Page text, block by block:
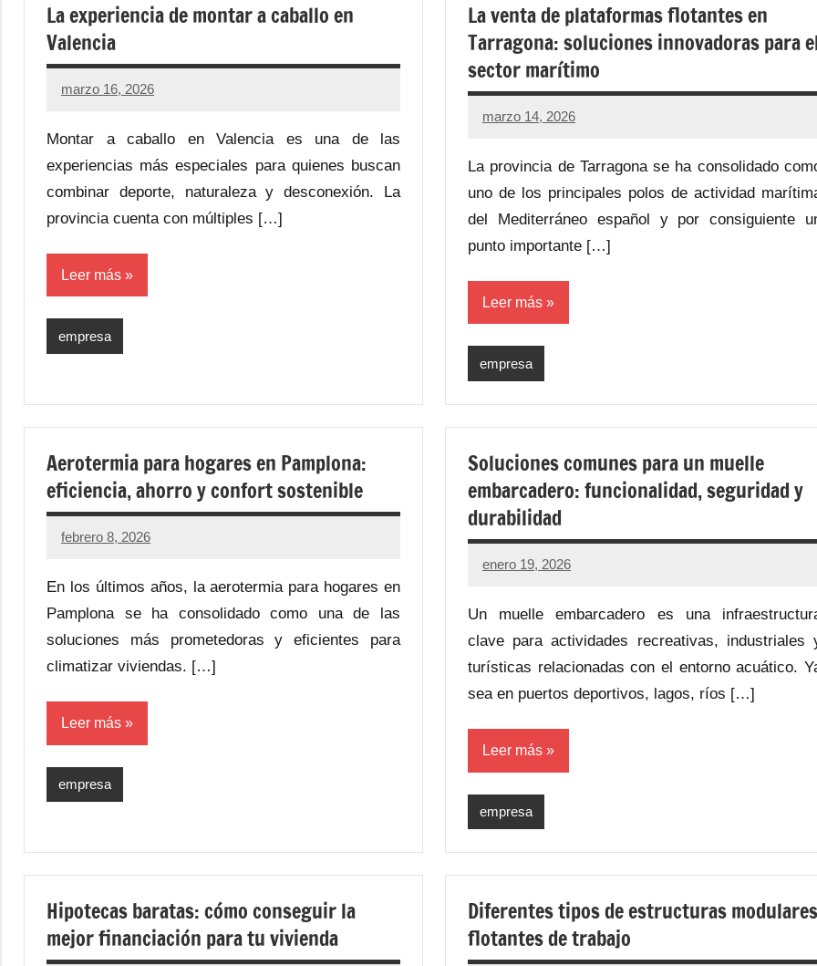
La experiencia de montar a caballo en
Valencia
marzo 16, 2026
Montar a caballo en Valencia es una de las
experiencias más especiales para quienes buscan
combinar deporte, naturaleza y desconexión. La
provincia cuenta con múltiples […]
Leer más
empresa
La venta de plataformas flotantes en
Tarragona: soluciones innovadoras para
sector marítimo
marzo 14, 2026
La provincia de Tarragona se ha consolidado
uno de los principales polos de actividad
del Mediterráneo español y por consiguiente
punto importante […]
Leer más
empresa
Aerotermia para hogares en Pamplona:
eficiencia, ahorro y confort sostenible
febrero 8, 2026
En los últimos años, la aerotermia para hogares en
Pamplona se ha consolidado como una de las
soluciones más prometedoras y eficientes para
climatizar viviendas. […]
Leer más
empresa
Soluciones comunes para un muelle
embarcadero: funcionalidad, seguridad y
durabilidad
enero 19, 2026
Un muelle embarcadero es una
clave para actividades recreativas, industriales
turísticas relacionadas con el entorno acuático.
sea en puertos deportivos, lagos, ríos […]
Leer más
empresa
Hipotecas baratas: cómo conseguir la
mejor financiación para tu vivienda
Diferentes tipos de estructuras modulares
flotantes de trabajo